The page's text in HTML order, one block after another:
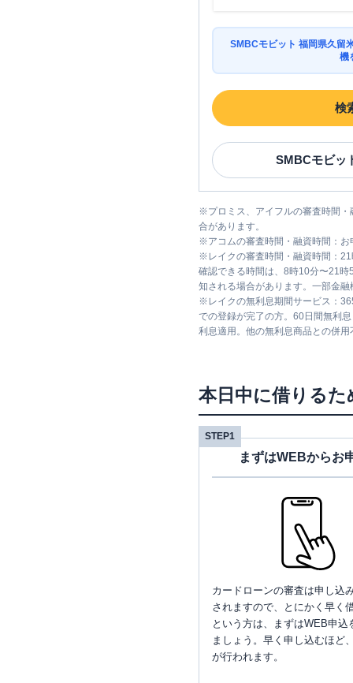
SMBCモビット 福岡県久留
機
検
SMBCモビッ
※プロミス、アイフルの審査時間
合があります。
※アコムの審査時間・融資時間：
※ レイクの審査時間・融資時間：
確認できる時間は、8時10分〜21
知される場合があります。一部金
※ レイクの無利息期間サービス：
での登録が完了の方。60日間無利
利息適用。他の無利息商品との併用
本日中に借りる
STEP1
まずはWEBからお
カードローンの審査は申し込
されますので、とにかく早く
という方は、まずはWEB申込
ましょう。早く申し込むほど
が行われます。